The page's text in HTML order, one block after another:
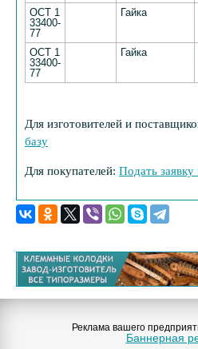
ОСТ 1
33400-
77
Гайка
ОСТ 1
33400-
77
Гайка
Для изготовителей и
базу
Для покупателей: Подать
Реклама вашего
Баннерная